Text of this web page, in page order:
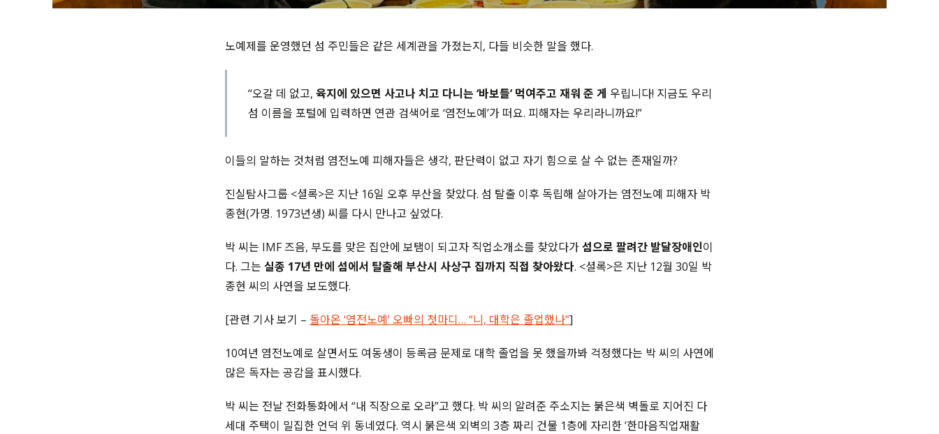
노예제를 운영했던 섬 주민들은 같은 세계관을 가졌는지, 다들 비슷한 말을 했다.
“오갈 데 없고, 육지에 있으면 사고나 치고 다니는 ‘바보들’ 먹여주고 재워 준 게 우립니다! 지금도 우리
섬 이름을 포털에 입력하면 연관 검색어로 ‘염전노예’가 떠요. 피해자는 우리라니까요!”
이들의 말하는 것처럼 염전노예 피해자들은 생각, 판단력이 없고 자기 힘으로 살 수 없는 존재일까?
진실탐사그룹 <셜록>은 지난 16일 오후 부산을 찾았다. 섬 탈출 이후 독립해 살아가는 염전노예 피해자 박
종현(가명. 1973년생) 씨를 다시 만나고 싶었다.
박 씨는 IMF 즈음, 부도를 맞은 집안에 보탬이 되고자 직업소개소를 찾았다가섬으로 팔려간 발달장애인이
다. 그는 실종 17년 만에 섬에서 탈출해 부산시 사상구 집까지 직접 찾아왔다. <셜록>은 지난 12월 30일 박
종현 씨의 사연을 보도했다.
[관련 기사 보기 – 돌아온 ‘염전노예’ 오빠의 첫마디… “니, 대학은 졸업했나”]
10여년 염전노예로 살면서도 여동생이 등록금 문제로 대학 졸업을 못 했을까봐 걱정했다는 박 씨의 사연에
많은 독자는 공감을 표시했다.
박 씨는 전날 전화통화에서 “내 직장으로 오라”고 했다. 박 씨의 알려준 주소지는 붉은색 벽돌로 지어진 다
세대 주택이 밀집한 언덕 위 동네였다. 역시 붉은색 외벽의 3층 짜리 건물 1층에 자리한 ’한마음직업재활